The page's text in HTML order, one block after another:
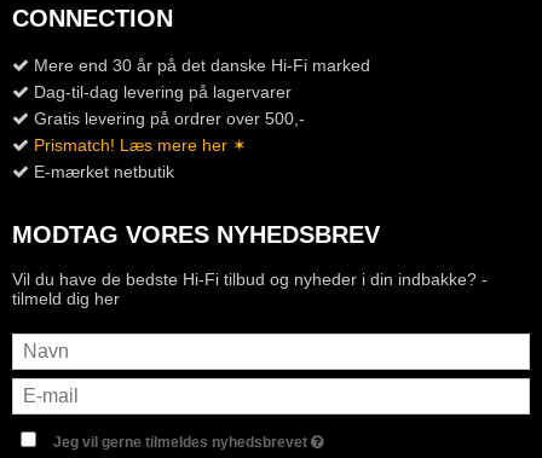
CONNECTION
Mere end 30 år på det danske Hi-Fi marked
Dag-til-dag levering på lagervarer
Gratis levering på ordrer over 500,-
Prismatch! Læs mere her ✶
E-mærket netbutik
MODTAG VORES NYHEDSBREV
Vil du have de bedste Hi-Fi tilbud og nyheder i din indbakke? -
tilmeld dig her
Jeg vil gerne tilmeldes nyhedsbrevet